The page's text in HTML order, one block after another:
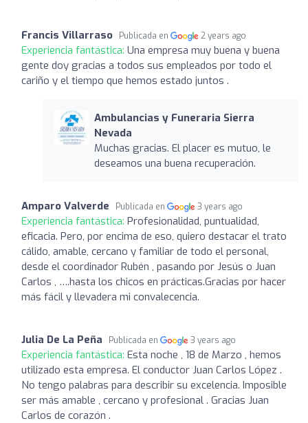
Francis Villarraso Publicada en 2 years ago
Experiencia fantástica: Una empresa muy buena y buena
gente doy gracias a todos sus empleados por todo el
cariño y el tiempo que hemos estado juntos .
Ambulancias y Funeraria Sierra
Nevada
Muchas gracias. El placer es mutuo, le
deseamos una buena recuperación.
Amparo Valverde Publicada en 3 years ago
Experiencia fantástica: Profesionalidad, puntualidad,
eficacia. Pero, por encima de eso, quiero destacar el trato
cálido, amable, cercano y familiar de todo el personal,
desde el coordinador Rubén , pasando por Jesús o Juan
Carlos , ….hasta los chicos en prácticas.Gracias por hacer
más fácil y llevadera mi convalecencia.
Julia De La Peña Publicada en 3 years ago
Experiencia fantástica: Esta noche , 18 de Marzo , hemos
utilizado esta empresa. El conductor Juan Carlos López .
No tengo palabras para describir su excelencia. Imposible
ser más amable , cercano y profesional . Gracias Juan
Carlos de corazón .